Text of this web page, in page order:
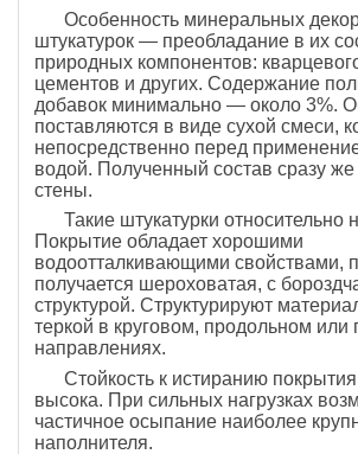
Особенность минеральных
штукатурок — преобладание в их
природных компонентов:
цементов и других. Содержание
добавок минимально — около 3%.
поставляются в виде сухой смеси,
непосредственно перед
водой. Полученный состав сразу же
стены.
Такие штукатурки относительно
Покрытие обладает хорошими
водоотталкивающими свойствами,
получается шероховатая, с
структурой. Структурируют
теркой в круговом, продольном или
направлениях.
Стойкость к истиранию
высока. При сильных нагрузках
частичное осыпание наиболее
наполнителя.